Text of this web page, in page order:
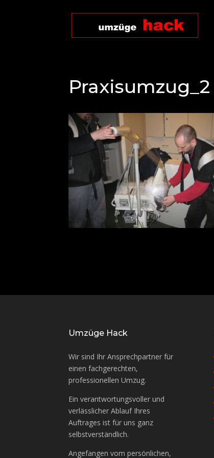
Praxisumzug_2
Umzüge Hack
Wir sind Ihr Ansprechpartner für
einen fachgerechten,
professionellen Umzug.
Ein verantwortungsvoller und
verlässlicher Ablauf Ihres
Auftrages ist für uns ganz
selbstverständlich.
Angefangen vom persönlichen,